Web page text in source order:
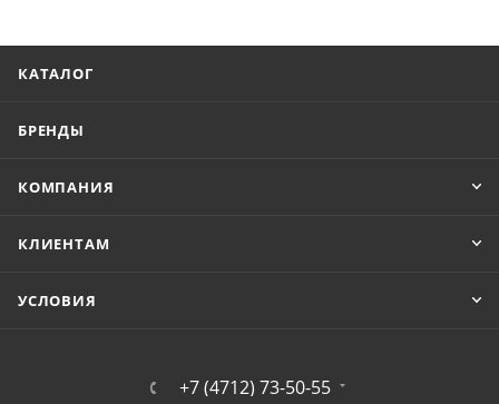
КАТАЛОГ
БРЕНДЫ
КОМПАНИЯ
КЛИЕНТАМ
УСЛОВИЯ
+7 (4712) 73-50-55